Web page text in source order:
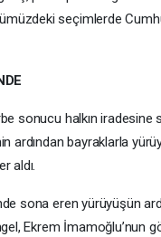
seçimlerde
sonucu halkın iradesine
ardından bayraklarla
aldı.
sona eren yürüyüşün
Ekrem İmamoğlu’nun